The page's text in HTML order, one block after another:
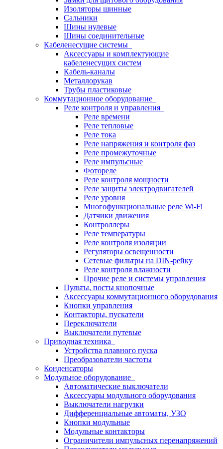
Изоляторы шинные
Сальники
Шины нулевые
Шины соединительные
Кабеленесущие системы
Аксессуары и комплектующие
кабеленесущих систем
Кабель-каналы
Металлорукав
Трубы пластиковые
Коммутационное оборудование
Реле контроля и управления
Реле времени
Реле тепловые
Реле тока
Реле напряжения и контроля фаз
Реле промежуточные
Реле импульсные
Фотореле
Реле контроля мощности
Реле защиты электродвигателей
Реле уровня
Многофункциональные реле Wi-Fi
Датчики движения
Контроллеры
Реле температуры
Реле контроля изоляции
Регуляторы освещенности
Сетевые фильтры на DIN-рейку
Реле контроля влажности
Прочие реле и системы управления
Пульты, посты кнопочные
Аксессуары коммутационного оборудования
Кнопки управления
Контакторы, пускатели
Переключатели
Выключатели путевые
Приводная техника
Устройства плавного пуска
Преобразователи частоты
Конденсаторы
Модульное оборудование
Автоматические выключатели
Аксессуары модульного оборудования
Выключатели нагрузки
Дифференциальные автоматы, УЗО
Кнопки модульные
Модульные контакторы
Ограничители импульсных перенапряжений